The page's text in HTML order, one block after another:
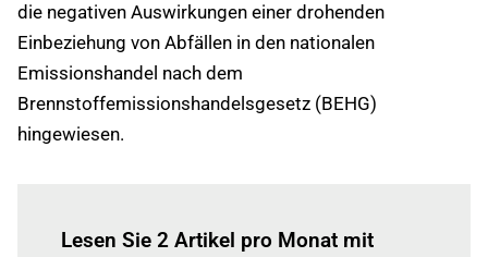
die negativen Auswirkungen einer drohenden
Einbeziehung von Abfällen in den nationalen
Emissionshandel nach dem
Brennstoffemissionshandelsgesetz (BEHG)
hingewiesen.
Lesen Sie 2 Artikel pro Monat mit